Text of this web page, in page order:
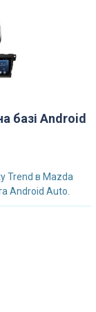
базі Android
Trend в Mazda
Android Auto.